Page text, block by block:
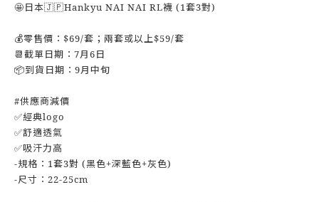
🤩日本🇯🇵Hankyu NAI NAI RL襪 (1套3對)
💰零售價：$69/套；兩套或以上$59/套
📆截單日期：7月6日
📦到貨日期：9月中旬
#供應商減價
✅經典logo
✅舒適透氣
✅吸汗力高
-規格：1套3對 (黑色+深藍色+灰色)
-尺寸：22-25cm